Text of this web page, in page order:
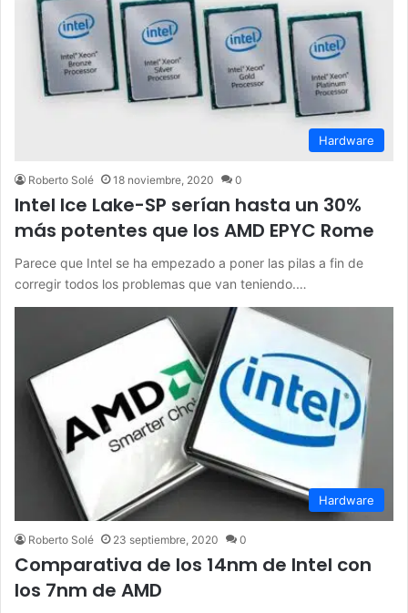
Hardware
Roberto Solé 18 noviembre, 2020 0
Intel Ice Lake-SP serían hasta un 30%
más potentes que los AMD EPYC Rome
Parece que Intel se ha empezado a poner las pilas a fin de
corregir todos los problemas que van teniendo.…
Hardware
Roberto Solé 23 septiembre, 2020 0
Comparativa de los 14nm de Intel con
los 7nm de AMD